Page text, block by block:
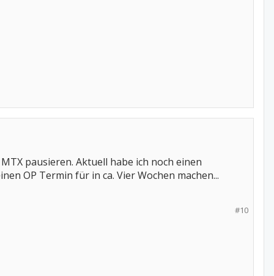
pausieren. Aktuell habe ich noch einen
OP Termin für in ca. Vier Wochen machen...
#10